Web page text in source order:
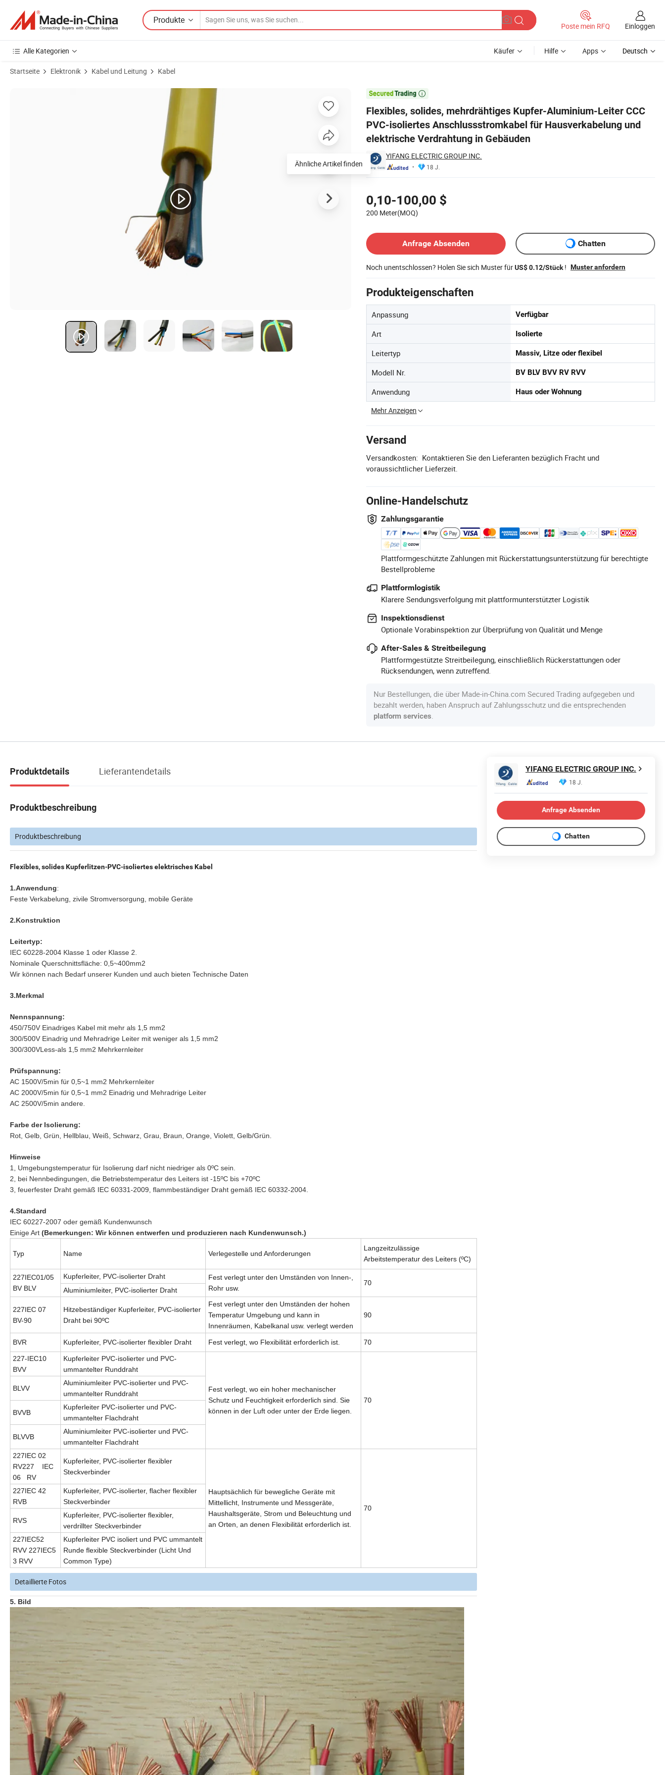
Produkte
Poste mein RFQ Einloggen
Alle Kategorien Käufer Hilfe Apps Deutsch
Startseite Elektronik Kabel und Leitung Kabel

Flexibles, solides, mehrdrähtiges Kupfer-Aluminium-Leiter CCC
PVC-isoliertes Anschlussstromkabel für Hausverkabelung und
elektrische Verdrahtung in Gebäuden
YIFANG ELECTRIC GROUP INC.
18 J.
0,10-100,00 $
200 Meter(MOQ)
Anfrage Absenden
Chatten
Noch unentschlossen? Holen Sie sich Muster fürUS$ 0.12/Stück ! Muster anfordern
Produkteigenschaften
Anpassung Verfügbar
Art Isolierte
Leitertyp Massiv, Litze oder flexibel
Modell Nr. BV BLV BVV RV RVV
Anwendung Haus oder Wohnung
Mehr Anzeigen
Versand
Versandkosten: Kontaktieren Sie den Lieferanten bezüglich Fracht und
voraussichtlicher Lieferzeit.
Online-Handelschutz
Zahlungsgarantie
Plattformgeschützte Zahlungen mit Rückerstattungsunterstützung für berechtigte
Bestellprobleme
Plattformlogistik
Klarere Sendungsverfolgung mit plattformunterstützter Logistik
Inspektionsdienst
Optionale Vorabinspektion zur Überprüfung von Qualität und Menge
After-Sales & Streitbeilegung
Plattformgestützte Streitbeilegung, einschließlich Rückerstattungen oder
Rücksendungen, wenn zutreffend.
Nur Bestellungen, die über Made-in-China.com Secured Trading aufgegeben und
bezahlt werden, haben Anspruch auf Zahlungsschutz und die entsprechenden
platform services
Produktbilder von Flexibles, solides, mehrdrähtiges Kupfer-Aluminium-Leiter CCC PVC-isoliertes Anschlussstromkabel für Hausverkabelung und elektrische Verdrahtung in Gebäuden
Ähnliche Artikel finden
Produktdetails Lieferantendetails
Produktbeschreibung
Produktbeschreibung
Flexibles, solides Kupferlitzen-PVC-isoliertes elektrisches Kabel
1.Anwendung:
Feste Verkabelung, zivile Stromversorgung, mobile Geräte
2.Konstruktion
Leitertyp:
IEC 60228-2004 Klasse 1 oder Klasse 2.
Nominale Querschnittsfläche: 0,5~400mm2
Wir können nach Bedarf unserer Kunden und auch bieten Technische Daten
3.Merkmal
Nennspannung:
450/750V Einadriges Kabel mit mehr als 1,5 mm2
300/500V Einadrig und Mehradrige Leiter mit weniger als 1,5 mm2
300/300VLess-als 1,5 mm2 Mehrkernleiter
Prüfspannung:
AC 1500V/5min für 0,5~1 mm2 Mehrkernleiter
AC 2000V/5min für 0,5~1 mm2 Einadrig und Mehradrige Leiter
AC 2500V/5min andere.
Farbe der Isolierung:
Rot, Gelb, Grün, Hellblau, Weiß, Schwarz, Grau, Braun, Orange, Violett, Gelb/Grün.
Hinweise
1, Umgebungstemperatur für Isolierung darf nicht niedriger als 0ºC sein.
2, bei Nennbedingungen, die Betriebstemperatur des Leiters ist -15ºC bis +70ºC
3, feuerfester Draht gemäß IEC 60331-2009, flammbeständiger Draht gemäß IEC 60332-2004.
4.Standard
IEC 60227-2007 oder gemäß Kundenwunsch
Einige Art (Bemerkungen: Wir können entwerfen und produzieren nach Kundenwunsch.)
Typ Name Verlegestelle und Anforderungen
Langzeitzulässige
Arbeitstemperatur des Leiters (ºC)
227IEC01/05
BV BLV
Kupferleiter, PVC-isolierter Draht
Fest verlegt unter den Umständen von Innen-,
Rohr usw.
70
Aluminiumleiter, PVC-isolierter Draht
227IEC 07
BV-90
Hitzebeständiger Kupferleiter, PVC-isolierter
Draht bei 90ºC
Fest verlegt unter den Umständen der hohen
Temperatur Umgebung und kann in
Innenräumen, Kabelkanal usw. verlegt werden
90
BVR Kupferleiter, PVC-isolierter flexibler Draht Fest verlegt, wo Flexibilität erforderlich ist. 70
227-IEC10
BVV
Kupferleiter PVC-isolierter und PVC-
ummantelter Runddraht
Fest verlegt, wo ein hoher mechanischer
Schutz und Feuchtigkeit erforderlich sind. Sie
können in der Luft oder unter der Erde liegen.
70
BLVV
Aluminiumleiter PVC-isolierter und PVC-
ummantelter Runddraht
BVVB
Kupferleiter PVC-isolierter und PVC-
ummantelter Flachdraht
BLVVB
Aluminiumleiter PVC-isolierter und PVC-
ummantelter Flachdraht
227IEC 02
RV227 IEC
06 RV
Kupferleiter, PVC-isolierter flexibler
Steckverbinder
Hauptsächlich für bewegliche Geräte mit
Mittellicht, Instrumente und Messgeräte,
Haushaltsgeräte, Strom und Beleuchtung und
an Orten, an denen Flexibilität erforderlich ist.
70
227IEC 42
RVB
Kupferleiter, PVC-isolierter, flacher flexibler
Steckverbinder
RVS
Kupferleiter, PVC-isolierter flexibler,
verdrillter Steckverbinder
227IEC52
RVV 227IEC5
3 RVV
Kupferleiter PVC isoliert und PVC ummantelt
Runde flexible Steckverbinder (Licht Und
Common Type)
Detaillierte Fotos
5. Bild
YIFANG ELECTRIC GROUP INC.
18 J.
Anfrage Absenden
Chatten